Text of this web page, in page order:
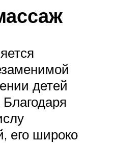
детей
Благодаря
его широко